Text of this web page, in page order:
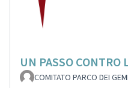
UN PASSO CONTRO
COMITATO PARCO DEI